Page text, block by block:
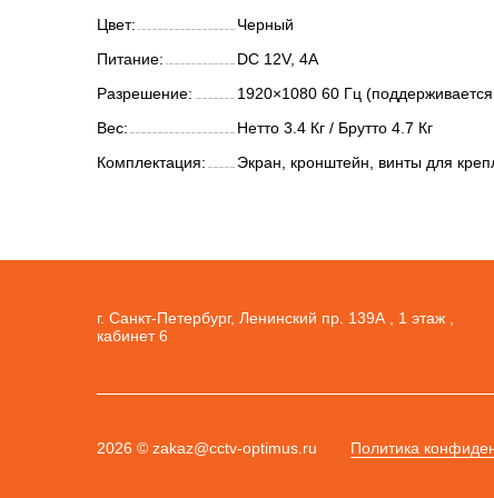
Цвет:
Черный
Питание:
DC 12V, 4А
Разрешение:
1920×1080 60 Гц
Вес:
Нетто 3.4 Кг / Брутто 4.7 Кг
Комплектация:
Экран, кронштейн, винты для
г. Санкт-Петербург, Ленинский пр. 139А , 1 этаж ,
кабинет 6
2026 © zakaz@cctv-optimus.ru Политика